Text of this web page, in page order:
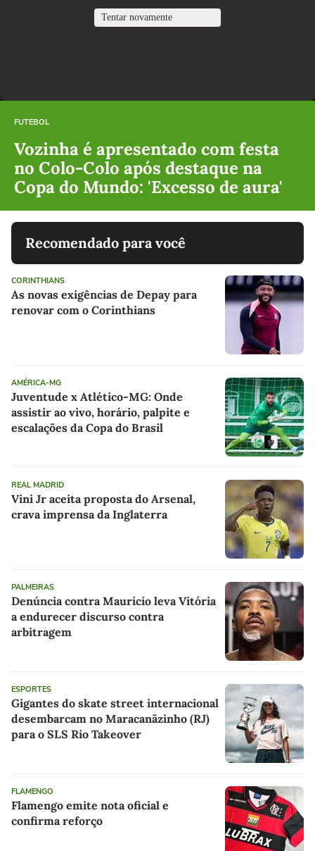
FUTEBOL
Vozinha é apresentado com festa
no Colo-Colo após destaque na
Copa do Mundo: 'Excesso de aura'
Recomendado para você
CORINTHIANS
As novas exigências de Depay para
renovar com o Corinthians
AMÉRICA-MG
Juventude x Atlético-MG: Onde
assistir ao vivo, horário, palpite e
escalações da Copa do Brasil
REAL MADRID
Vini Jr aceita proposta do Arsenal,
crava imprensa da Inglaterra
PALMEIRAS
Denúncia contra Maurício leva Vitória
a endurecer discurso contra
arbitragem
ESPORTES
Gigantes do skate street internacional
desembarcam no Maracanãzinho (RJ)
para o SLS Rio Takeover
FLAMENGO
Flamengo emite nota oficial e
confirma reforço